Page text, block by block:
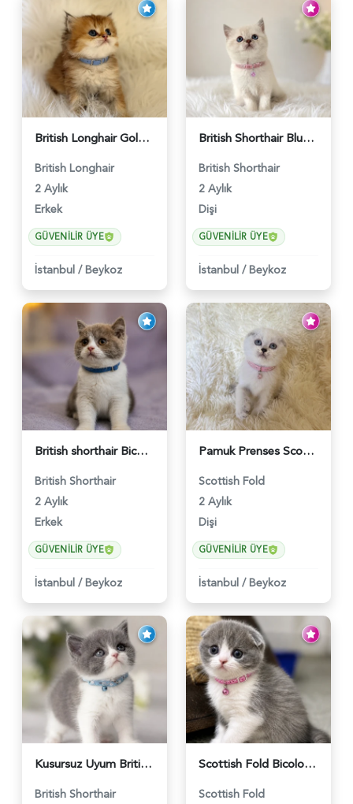
British Longhair Golden Erkek Yavrumuz - 5910
British Longhair
2 Aylık
Erkek
GÜVENILIR ÜYE
İstanbul / Beykoz
British Shorthair Blue Point Kızımız 2 Aylık - 5149
British Shorthair
2 Aylık
Dişi
GÜVENILIR ÜYE
İstanbul / Beykoz
British shorthair Bicolor Lilac Erkek - 5905
British Shorthair
2 Aylık
Erkek
GÜVENILIR ÜYE
İstanbul / Beykoz
Pamuk Prenses Scottish Fold Maviş Yavrumuz - 6009
Scottish Fold
2 Aylık
Dişi
GÜVENILIR ÜYE
İstanbul / Beykoz
Kusursuz Uyum British Shorthair Bi Color Erkek - 6011
British Shorthair
Scottish Fold Bicolor Lilac Dişi - 6014
Scottish Fold